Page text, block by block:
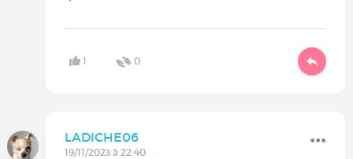
1 0
LADICHE06
19/11/2023 à 22:40